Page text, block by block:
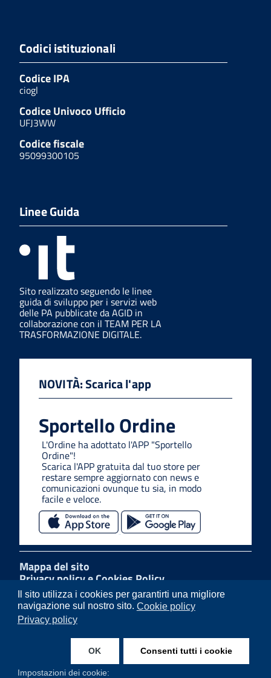
Il sito utilizza i cookies per garantirti una migliore
navigazione sul nostro sito. Cookie policy
Privacy policy
OK Consenti tutti i cookie
Impostazioni dei cookie:
Codici istituzionali
Codice IPA
ciogl
Codice Univoco Ufficio
UFJ3WW
Codice fiscale
95099300105
Linee Guida
Sito realizzato seguendo le linee
guida di sviluppo per i servizi web
delle PA pubblicate da AGID in
collaborazione con il TEAM PER LA
TRASFORMAZIONE DIGITALE.
NOVITÀ: Scarica l'app
Sportello Ordine
L'Ordine ha adottato l'APP "Sportello
Ordine"!
Scarica l'APP gratuita dal tuo store per
restare sempre aggiornato con news e
comunicazioni ovunque tu sia, in modo
facile e veloce.
Mappa del sito
Privacy policy e Cookies Policy
Link utili
Feedback accessibilità
Note legali
Amministrazione trasparente
Dichiarazione di accessibilità
Whistleblowing